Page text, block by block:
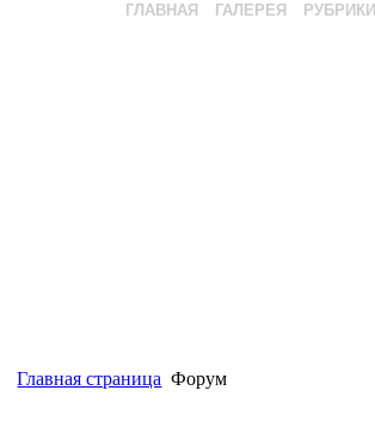
ГЛАВНАЯ ГАЛЕРЕЯ РУБРИКИ
Главная страница Форум